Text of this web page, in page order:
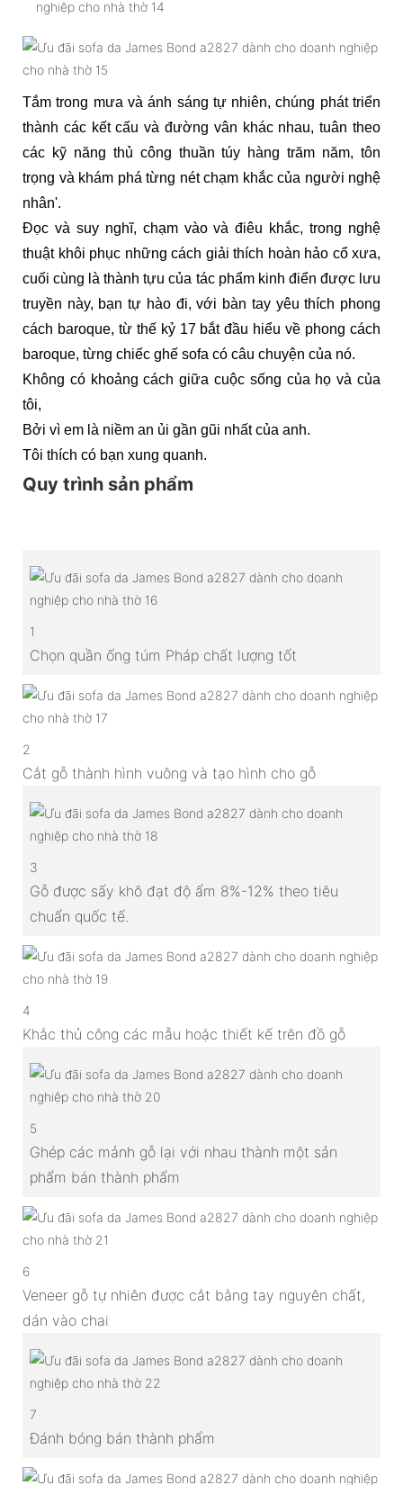
Tắm trong mưa và ánh sáng tự nhiên, chúng phát triển
thành các kết cấu và đường vân khác nhau, tuân theo
các kỹ năng thủ công thuần túy hàng trăm năm, tôn
trọng và khám phá từng nét chạm khắc của người nghệ
nhân'.
Đọc và suy nghĩ, chạm vào và điêu khắc, trong nghệ
thuật khôi phục những cách giải thích hoàn hảo cổ xưa,
cuối cùng là thành tựu của tác phẩm kinh điển được lưu
truyền này, bạn tự hào đi, với bàn tay yêu thích phong
cách baroque, từ thế kỷ 17 bắt đầu hiểu về phong cách
baroque, từng chiếc ghế sofa có câu chuyện của nó.
Không có khoảng cách giữa cuộc sống của họ và của
tôi,
Bởi vì em là niềm an ủi gần gũi nhất của anh.
Tôi thích có bạn xung quanh.
Quy trình sản phẩm
1
Chọn quần ống túm Pháp chất lượng tốt
2
Cắt gỗ thành hình vuông và tạo hình cho gỗ
3
Gỗ được sấy khô đạt độ ẩm 8%-12% theo tiêu
chuẩn quốc tế.
4
Khắc thủ công các mẫu hoặc thiết kế trên đồ gỗ
5
Ghép các mảnh gỗ lại với nhau thành một sản
phẩm bán thành phẩm
6
Veneer gỗ tự nhiên được cắt bằng tay nguyên chất,
dán vào chai
7
Đánh bóng bán thành phẩm